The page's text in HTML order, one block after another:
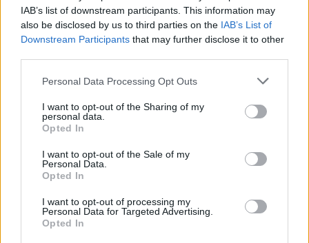
IAB’s list of downstream participants. This information may
also be disclosed by us to third parties on the IAB’s List of
Downstream Participants that may further disclose it to other
Personal Data Processing Opt Outs
I want to opt-out of the Sharing of my
personal data.
Opted In
I want to opt-out of the Sale of my
Personal Data.
Opted In
I want to opt-out of processing my
Personal Data for Targeted Advertising.
Opted In
In evidenza